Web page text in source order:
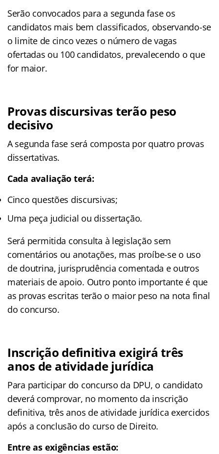
Serão convocados para a segunda fase os
candidatos mais bem classificados, observando-se
o limite de cinco vezes o número de vagas
ofertadas ou 100 candidatos, prevalecendo o que
for maior.
Provas discursivas terão peso
decisivo
A segunda fase será composta por quatro provas
dissertativas.
Cada avaliação terá:
Cinco questões discursivas;
Uma peça judicial ou dissertação.
Será permitida consulta à legislação sem
comentários ou anotações, mas proíbe-se o uso
de doutrina, jurisprudência comentada e outros
materiais de apoio. Outro ponto importante é que
as provas escritas terão o maior peso na nota final
do concurso.
Inscrição definitiva exigirá três
anos de atividade jurídica
Para participar do concurso da DPU, o candidato
deverá comprovar, no momento da inscrição
definitiva, três anos de atividade jurídica exercidos
após a conclusão do curso de Direito.
Entre as exigências estão: